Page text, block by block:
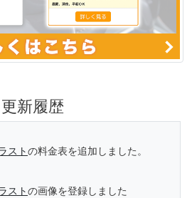
更新履歴
ストの料金表を追加しました。
ストの画像を登録しました